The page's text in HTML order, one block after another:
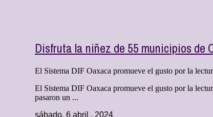
Disfruta la niñez de 55 municipios de
El Sistema DIF Oaxaca promueve el gusto por la
El Sistema DIF Oaxaca promueve el gusto por la
pasaron un ...
sábado, 6 abril , 2024